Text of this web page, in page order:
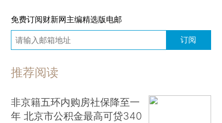
免费订阅财新网主编精选版电邮
订阅
推荐阅读
非京籍五环内购房社保降至一
年 北京市公积金最高可贷340